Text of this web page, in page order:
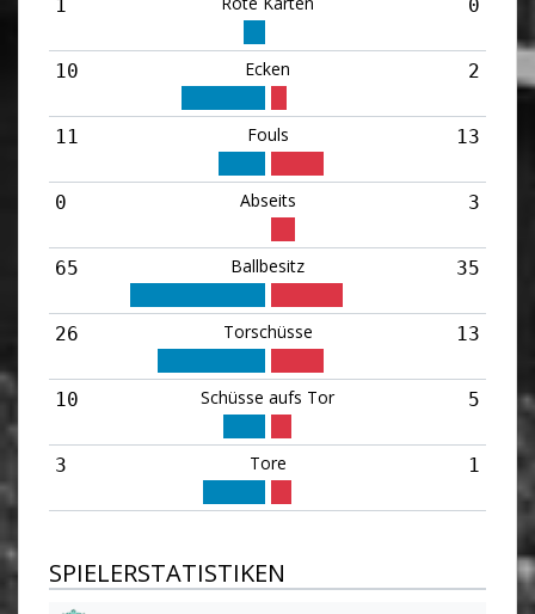
1 0
10 Ecken 2
11 Fouls 13
0 Abseits 3
65 Ballbesitz 35
26 Torschüsse 13
10 Schüsse aufs Tor 5
3 Tore 1
SPIELERSTATISTIKEN